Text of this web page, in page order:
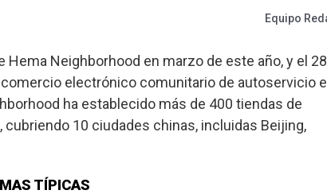
Equipo
Neighborhood en marzo de este año, y el
electrónico comunitario de autoservicio
ha establecido más de 400 tiendas de
10 ciudades chinas, incluidas Beijing,
TÍPICAS